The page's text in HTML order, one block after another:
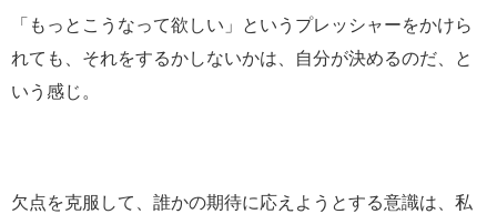
「もっとこうなって欲しい」というプレッシャーをかけら
れても、それをするかしないかは、自分が決めるのだ、と
いう感じ。
欠点を克服して、誰かの期待に応えようとする意識は、私